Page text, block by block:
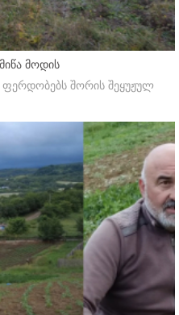
მოდის
ფერდობებს შორის შეყუჟულ